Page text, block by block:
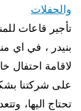
والحفلات
تأجير قاعات
بنيدر ، في اي
لاقامة احتفال
على شركتنا
تحتاج اليها،